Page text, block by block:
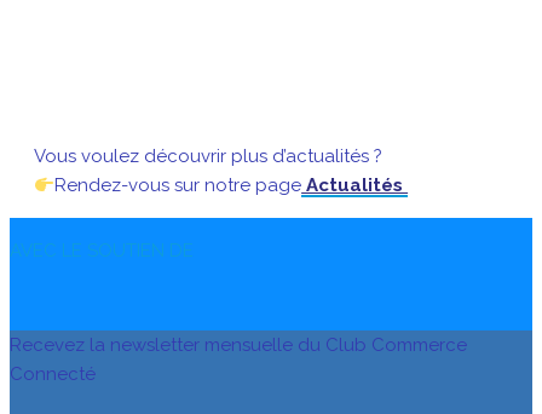
Vous voulez découvrir plus d’actualités ?
Rendez-vous sur notre page Actualités
AVEC LE SOUTIEN DE
Recevez la newsletter mensuelle du Club Commerce
Connecté